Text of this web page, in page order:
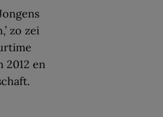
zo zei
2012 en